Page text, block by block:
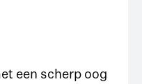
een scherp oog